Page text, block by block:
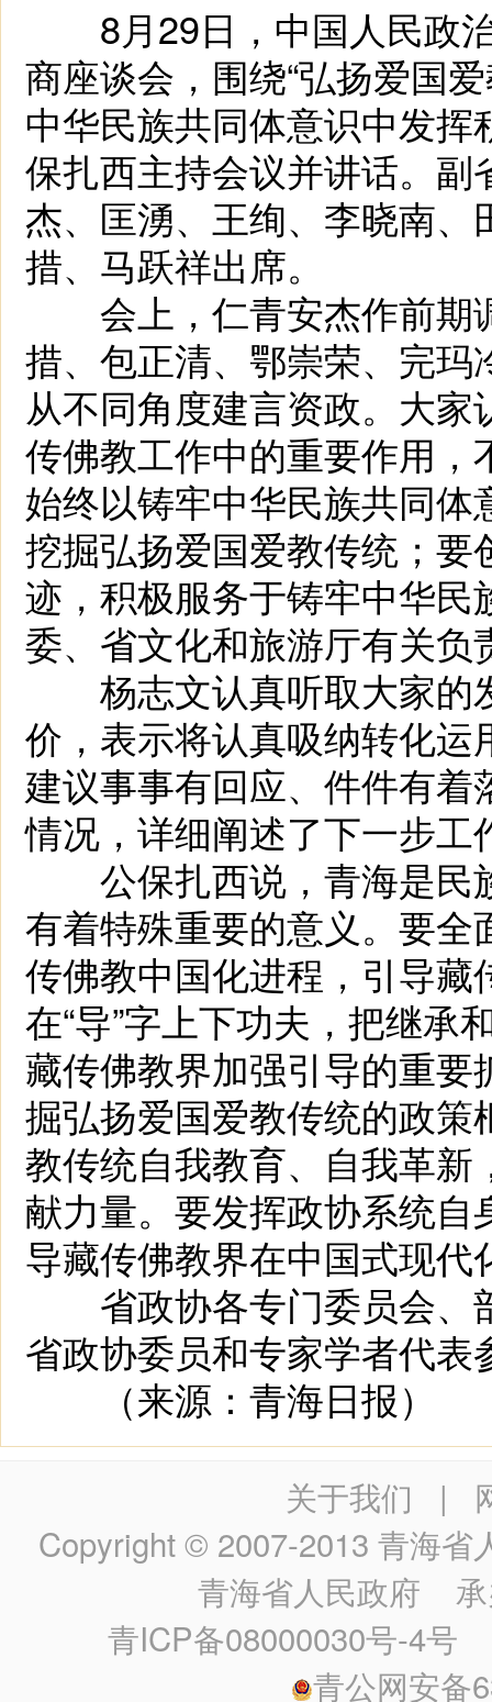
8月29日，中国人民政治
商座谈会，围绕“弘扬爱国
中华民族共同体意识中发挥
保扎西主持会议并讲话。
杰、匡湧、王绚、李晓南、
措、马跃祥出席。
会上，仁青安杰作前期
措、包正清、鄂崇荣、完
从不同角度建言资政。大
传佛教工作中的重要作用
始终以铸牢中华民族共同
挖掘弘扬爱国爱教传统；
迹，积极服务于铸牢中华
委、省文化和旅游厅有关
杨志文认真听取大家的
价，表示将认真吸纳转化
建议事事有回应、件件有
情况，详细阐述了下一步工
公保扎西说，青海是民
有着特殊重要的意义。要
传佛教中国化进程，引导
在“导”字上下功夫，把继承
藏传佛教界加强引导的重
掘弘扬爱国爱教传统的政
教传统自我教育、自我革
献力量。要发挥政协系统
导藏传佛教界在中国式现
省政协各专门委员会、
省政协委员和专家学者代表
（来源：青海日报）
关于我们 |
Copyright © 2007-2013 青海省
青海省人民政府 承
青ICP备08000030号-4号
青公网安备